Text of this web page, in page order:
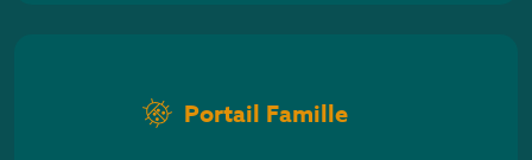
Portail Famille